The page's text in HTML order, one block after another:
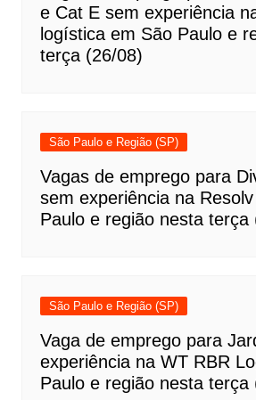
e Cat E sem experiência
logística em São Paulo e
terça (26/08)
São Paulo e Região (SP)
Vagas de emprego para
sem experiência na
Paulo e região nesta terça
São Paulo e Região (SP)
Vaga de emprego para
experiência na WT RBR
Paulo e região nesta terça